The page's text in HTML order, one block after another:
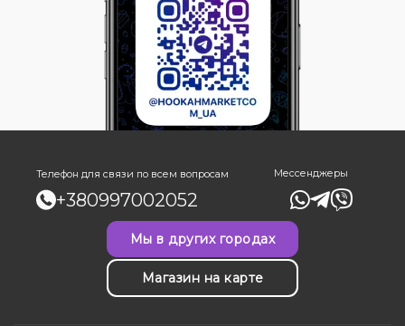
Телефон для связи по всем вопросам
+380997002052
Мессенджеры
Мы в других городах
Магазин на карте